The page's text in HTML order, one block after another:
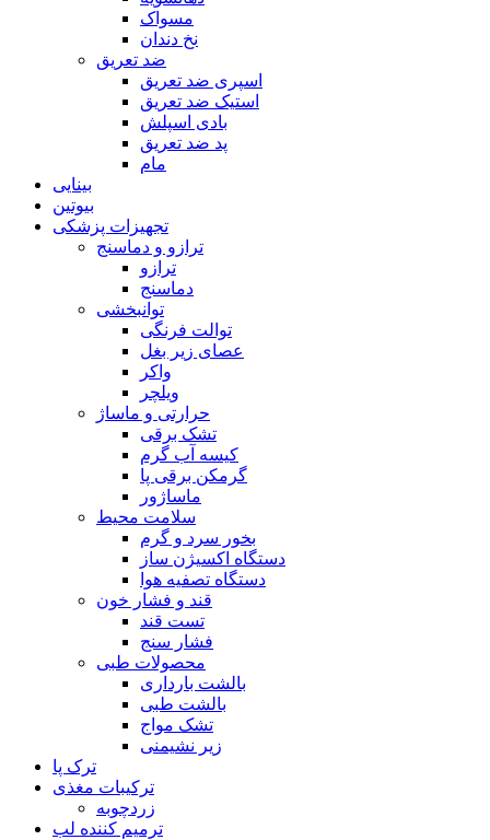
مسواک
نخ دندان
ضد تعریق
اسپری ضد تعریق
استیک ضد تعریق
بادی اسپلش
پد ضد تعریق
مام
بینایی
بیوتین
تجهیزات پزشکی
ترازو و دماسنج
ترازو
دماسنج
توانبخشی
توالت فرنگی
عصای زیر بغل
واکر
ویلچر
حرارتی و ماساژ
تشک برقی
کیسه آب گرم
گرمکن برقی پا
ماساژور
سلامت محیط
بخور سرد و گرم
دستگاه اکسیژن ساز
دستگاه تصفیه هوا
قند و فشار خون
تست قند
فشار سنج
محصولات طبی
بالشت بارداری
بالشت طبی
تشک مواج
زیر نشیمنی
ترک پا
ترکیبات مغذی
زردچوبه
ترمیم کننده لب